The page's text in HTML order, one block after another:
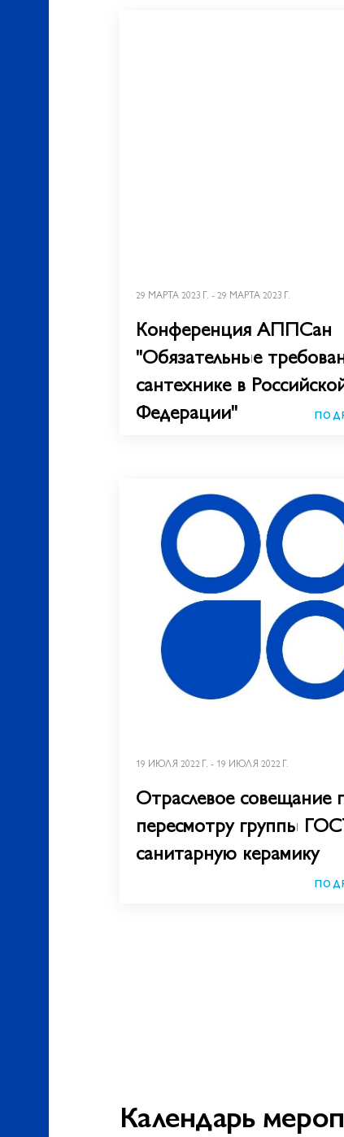
29 МАРТА 2023 Г. - 29 МАРТА 2023 Г.
Конференция АППСан
"Обязательные
сантехнике в
Федерации"
19 ИЮЛЯ 2022 Г. - 19 ИЮЛЯ 2022 Г.
Отраслевое совещание
пересмотру группы
санитарную керамику
Календарь